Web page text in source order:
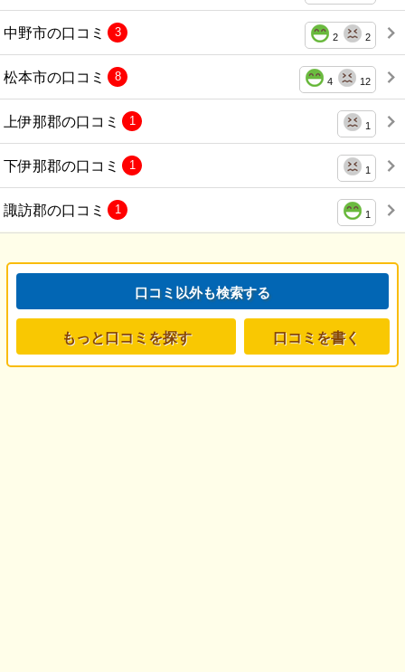
中野市の口コミ 2 2
3
松本市の口コミ 4 12
8
上伊那郡の口コミ 1
1
下伊那郡の口コミ 1
1
諏訪郡の口コミ 1
1
口コミ以外も検索する
もっと口コミを探す 口コミを書く